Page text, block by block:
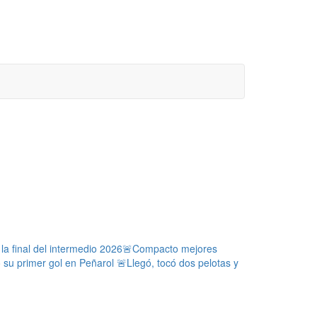
final del intermedio 2026🚨Compacto mejores
primer gol en Peñarol 🚨Llegó, tocó dos pelotas y